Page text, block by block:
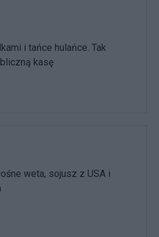
i tańce hulańce. Tak
kasę
weta, sojusz z USA i